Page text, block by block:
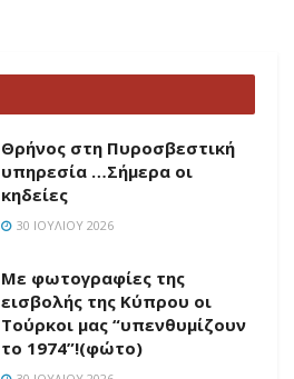
Θρήνος στη Πυροσβεστική
υπηρεσία …Σήμερα οι
κηδείες
30 ΙΟΥΛΊΟΥ 2026
Με φωτογραφίες της
εισβολής της Κύπρου οι
Τούρκοι μας “υπενθυμίζουν
το 1974”!(φώτο)